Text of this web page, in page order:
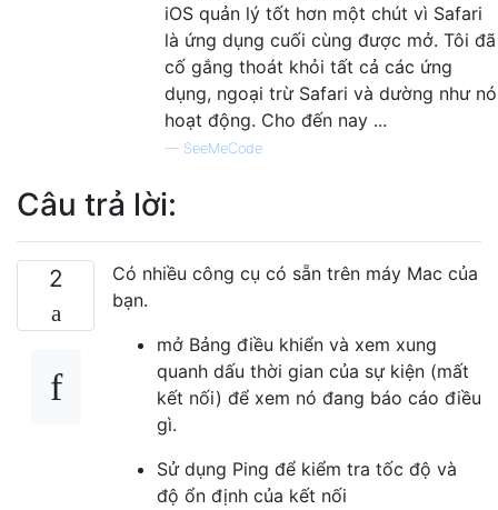
iOS quản lý tốt hơn một chút vì Safari
là ứng dụng cuối cùng được mở. Tôi đã
cố gắng thoát khỏi tất cả các ứng
dụng, ngoại trừ Safari và dường như nó
hoạt động. Cho đến nay ...
— SeeMeCode
Câu trả lời:
2
Có nhiều công cụ có sẵn trên máy Mac của
bạn.
mở Bảng điều khiển và xem xung
quanh dấu thời gian của sự kiện (mất
kết nối) để xem nó đang báo cáo điều
gì.
Sử dụng Ping để kiểm tra tốc độ và
độ ổn định của kết nối